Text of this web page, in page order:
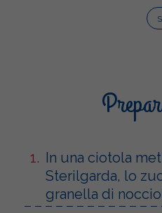
In una ciotola
Sterilgarda, lo
granella di